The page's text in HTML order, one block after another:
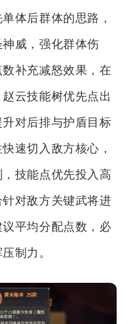
体后群体的思路，
威，强化群体伤
补充减怒效果，在
云技能树优先点出
对后排与护盾目标
速切入敌方核心，
技能点优先投入高
对敌方关键武将进
平均分配点数，必
制力。